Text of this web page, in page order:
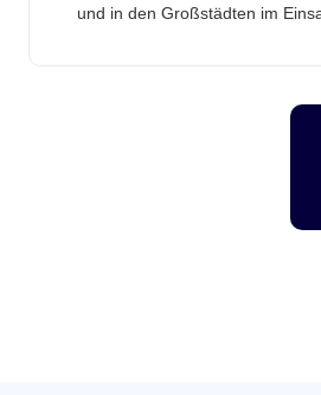
und in den Großstädten im